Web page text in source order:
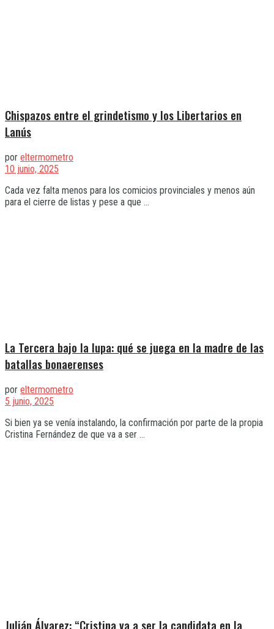
Chispazos entre el grindetismo y los Libertarios en
Lanús
por eltermometro
10 junio, 2025
Cada vez falta menos para los comicios provinciales y menos aún
para el cierre de listas y pese a que ...
La Tercera bajo la lupa: qué se juega en la madre de las
batallas bonaerenses
por eltermometro
5 junio, 2025
Si bien ya se venía instalando, la confirmación por parte de la propia
Cristina Fernández de que va a ser ...
Julián Álvarez: “Cristina va a ser la candidata en la